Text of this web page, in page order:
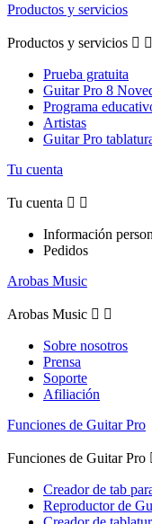
Productos y servicios
Productos y servicios  
Prueba gratuita
Guitar Pro 8
Programa
Artistas
Guitar Pro
Tu cuenta
Tu cuenta  
Información
Pedidos
Arobas Music
Arobas Music  
Sobre nosotros
Prensa
Soporte
Afiliación
Funciones de Guitar Pro
Funciones de Guitar Pro
Creador de tab
Reproductor de